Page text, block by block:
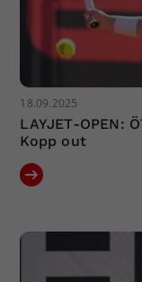
18.09.2025
LAYJET-OPEN:
Kopp out